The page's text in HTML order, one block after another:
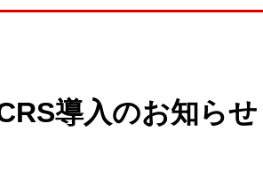
導入のお知らせ